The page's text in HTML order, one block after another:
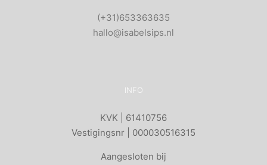
(+31)653363635
hallo@isabelsips.nl
INFO
KVK | 61410756
Vestigingsnr | 000030516315
Aangesloten bij